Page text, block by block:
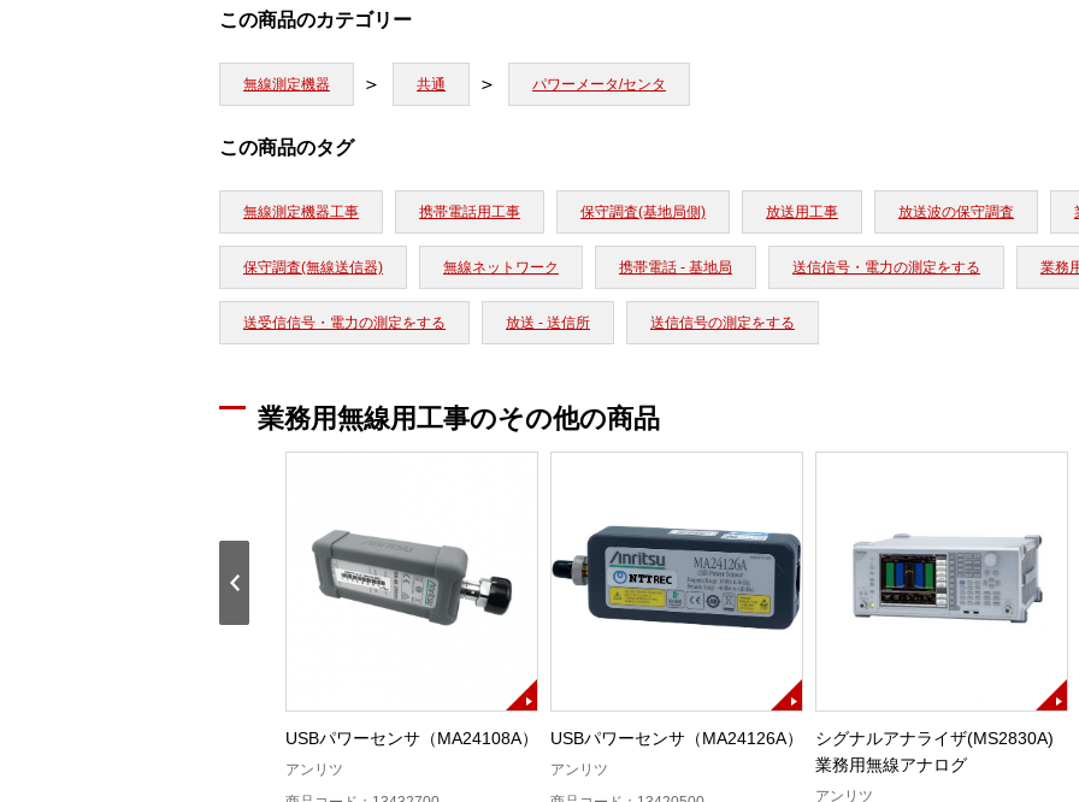
この商品のカテゴリー
無線測定機器 共通 パワーメータ/センタ
この商品のタグ
無線測定機器工事 携帯電話用工事 保守調査(基地局側) 放送用工事 放送波の保守調査
保守調査(無線送信器) 無線ネットワーク 携帯電話 - 基地局 送信信号・電力の測定をする 業務
送受信信号・電力の測定をする 放送 - 送信所 送信信号の測定をする
業務用無線用工事のその他の商品
USBパワーセンサ（MA24108A）
アンリツ
USBパワーセンサ（MA24126A）
アンリツ
シグナルアナライザ(MS2830A)
業務用無線アナログ
アンリツ